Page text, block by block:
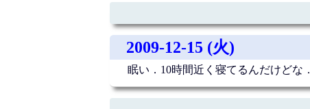
2009-12-15 (火)
眠い．10時間近く寝てるんだけどな．